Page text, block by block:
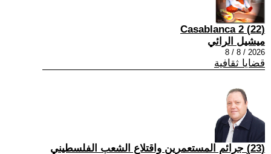
(22) Casablanca 2
ميشيل الرائي
2026 / 8 / 8
قضايا ثقافية
(23) جرائم المستعمرين واقتلاع الشعب الفلسطيني